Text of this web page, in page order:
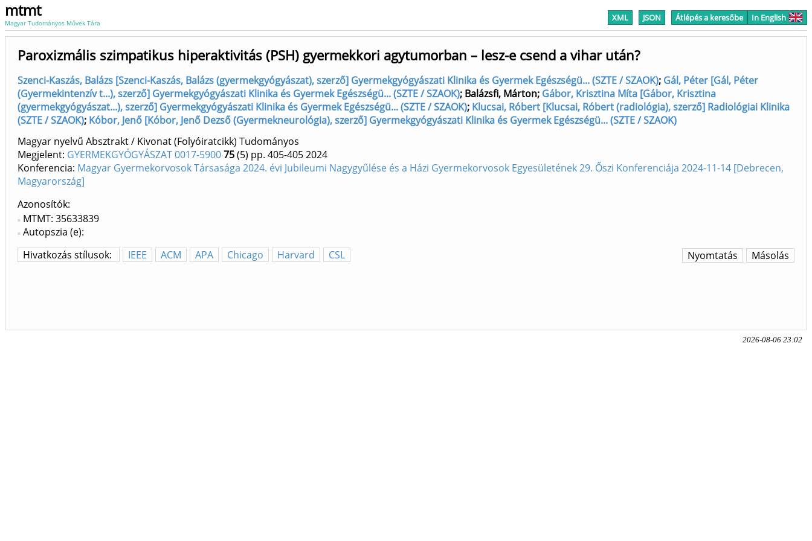
mtmt
Magyar Tudományos Művek Tára XML JSON Átlépés a keresőbe In English
Paroxizmális szimpatikus hiperaktivitás (PSH) gyermekkori agytumorban – lesz-e csend a vihar után?
Szenci-Kaszás, Balázs [Szenci-Kaszás, Balázs (gyermekgyógyászat), szerző] Gyermekgyógyászati Klinika és Gyermek Egészségü... (SZTE / SZAOK); Gál, Péter [Gál, Péter
(Gyermekintenzív t...), szerző] Gyermekgyógyászati Klinika és Gyermek Egészségü... (SZTE / SZAOK); Balázsfi, Márton; Gábor, Krisztina Míta [Gábor, Krisztina
(gyermekgyógyászat...), szerző] Gyermekgyógyászati Klinika és Gyermek Egészségü... (SZTE / SZAOK); Klucsai, Róbert [Klucsai, Róbert (radiológia), szerző] Radiológiai Klinika
(SZTE / SZAOK); Kóbor, Jenő [Kóbor, Jenő Dezső (Gyermekneurológia), szerző] Gyermekgyógyászati Klinika és Gyermek Egészségü... (SZTE / SZAOK)
Magyar nyelvű Absztrakt / Kivonat (Folyóiratcikk) Tudományos
Megjelent: GYERMEKGYÓGYÁSZAT 0017-590075(5) pp. 405-4052024
Konferencia: Magyar Gyermekorvosok Társasága 2024. évi Jubileumi Nagygyűlése és a Házi Gyermekorvosok Egyesületének 29. Őszi Konferenciája 2024-11-14 [Debrecen,
Magyarország]
Azonosítók
MTMT: 35633839
Autopszia (e):
Hivatkozás stílusok:
IEEE ACM APA Chicago Harvard CSL Másolás
Nyomtatás
2026-08-06 23:02